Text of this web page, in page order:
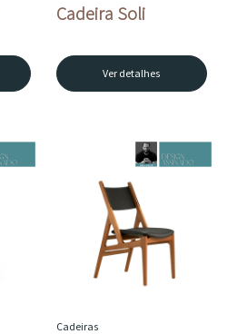
Cadeira Soli
Ver detalhes
Cadeiras